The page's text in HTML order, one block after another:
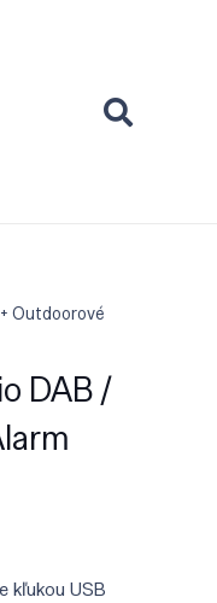
Outdoorové
DAB /
kľukou USB